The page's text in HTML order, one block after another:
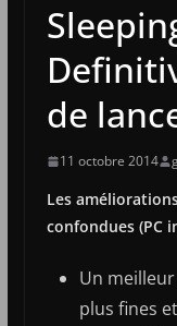
de
11 octobre 2014
Les
confondues (PC
Un
plus fines